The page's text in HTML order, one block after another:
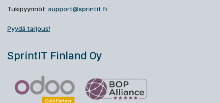
Tukipyynnöt: support@sprintit.fi
Pyydä tarjous!
SprintIT Finland Oy